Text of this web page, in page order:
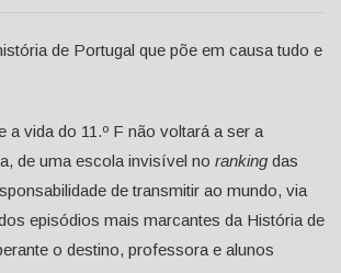
de Portugal que põe em causa tudo e
a vida do 11.º F não voltará a ser a
de uma escola invisível no ranking das
de transmitir ao mundo, via
episódios mais marcantes da História de
o destino, professora e alunos